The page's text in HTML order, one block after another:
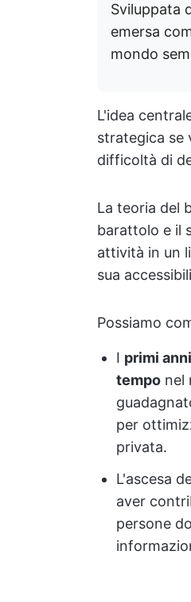
Sviluppata
emersa
mondo
L'idea
strategica se
difficoltà di
La teoria del
barattolo e il
attività in un
sua
Possiamo
I primi
tempo nel
per
privata.
L'ascesa
aver
persone